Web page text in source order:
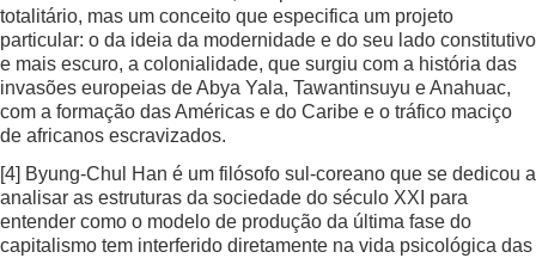
totalitário, mas um conceito que especifica um projeto
particular: o da ideia da modernidade e do seu lado constitutivo
e mais escuro, a colonialidade, que surgiu com a história das
invasões europeias de Abya Yala, Tawantinsuyu e Anahuac,
com a formação das Américas e do Caribe e o tráfico maciço
de africanos escravizados.
[4] Byung-Chul Han é um filósofo sul-coreano que se dedicou a
analisar as estruturas da sociedade do século XXI para
entender como o modelo de produção da última fase do
capitalismo tem interferido diretamente na vida psicológica das